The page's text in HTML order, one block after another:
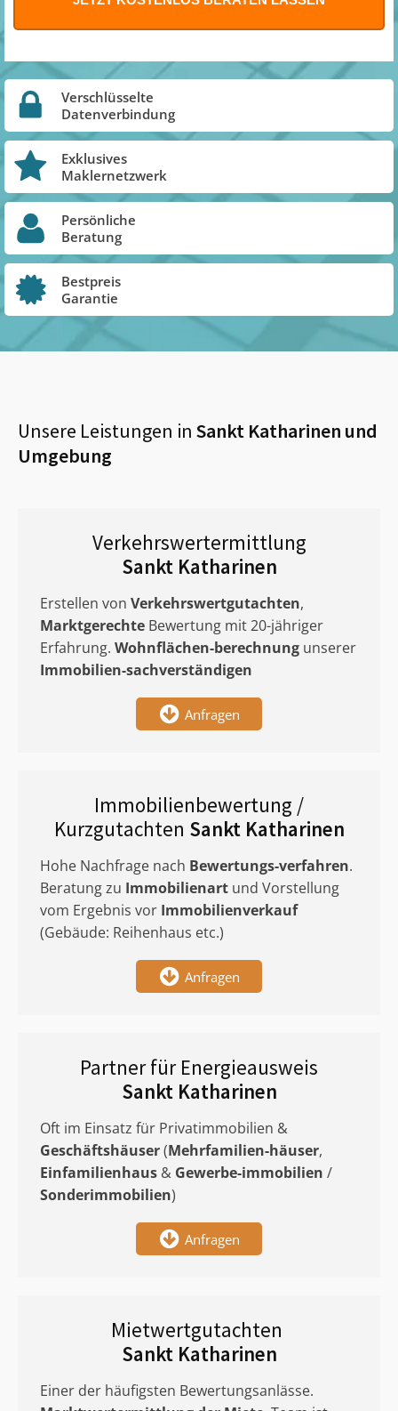
Verschlüsselte
Datenverbindung
Exklusives
Maklernetzwerk
Persönliche
Beratung
Bestpreis
Garantie
Unsere Leistungen in Sankt Katharinen und
Umgebung
Verkehrswertermittlung
Sankt Katharinen
Erstellen von Verkehrswertgutachten,
Marktgerechte Bewertung mit 20-jähriger
Erfahrung. Wohnflächen-berechnung unserer
Immobilien-sachverständigen
Anfragen
Immobilienbewertung /
Kurzgutachten Sankt Katharinen
Hohe Nachfrage nach Bewertungs-verfahren.
Beratung zu Immobilienart und Vorstellung
vom Ergebnis vor Immobilienverkauf
(Gebäude: Reihenhaus etc.)
Anfragen
Partner für Energieausweis
Sankt Katharinen
Oft im Einsatz für Privatimmobilien &
Geschäftshäuser(Mehrfamilien-häuser,
Einfamilienhaus & Gewerbe-immobilien /
Sonderimmobilien)
Anfragen
Mietwertgutachten
Sankt Katharinen
Einer der häufigsten Bewertungsanlässe.